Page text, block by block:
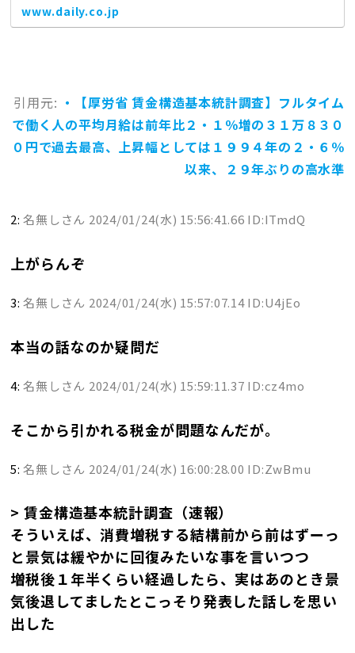
www.daily.co.jp
引用元: ・【厚労省 賃金構造基本統計調査】フルタイム
で働く人の平均月給は前年比２・１％増の３１万８３０
０円で過去最高、上昇幅としては１９９４年の２・６％
以来、２９年ぶりの高水準
2:名無しさん 2024/01/24(水) 15:56:41.66 ID:ITmdQ
上がらんぞ
3:名無しさん 2024/01/24(水) 15:57:07.14 ID:U4jEo
本当の話なのか疑問だ
4:名無しさん 2024/01/24(水) 15:59:11.37 ID:cz4mo
そこから引かれる税金が問題なんだが。
5:名無しさん 2024/01/24(水) 16:00:28.00 ID:ZwBmu
> 賃金構造基本統計調査（速報）
そういえば、消費増税する結構前から前はずーっ
と景気は緩やかに回復みたいな事を言いつつ
増税後１年半くらい経過したら、実はあのとき景
気後退してましたとこっそり発表した話しを思い
出した